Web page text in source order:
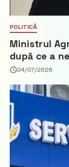
POLITICĂ
Ministrul
după ce a
Partidul
24/07/2026